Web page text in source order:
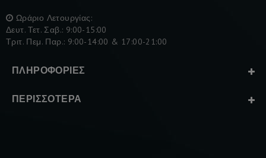
Ωράριο Λετουργίας:
Δευτ. Τετ. Σαβ.: 9:00-15:00
Τριτ. Πεμ. Παρ.: 9:00-14:00 & 17:00-21:00
ΠΛΗΡΟΦΟΡΊΕΣ
ΠΕΡΙΣΣΌΤΕΡΑ